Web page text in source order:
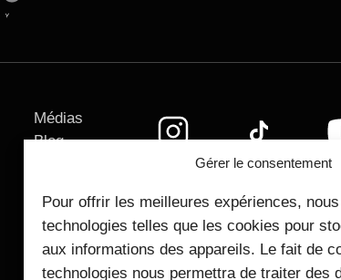
Gérer le consentement
Pour offrir les meilleures expériences,
technologies telles que les cookies pour
aux informations des appareils. Le fait de
technologies nous permettra de traiter des
Médias
Blog